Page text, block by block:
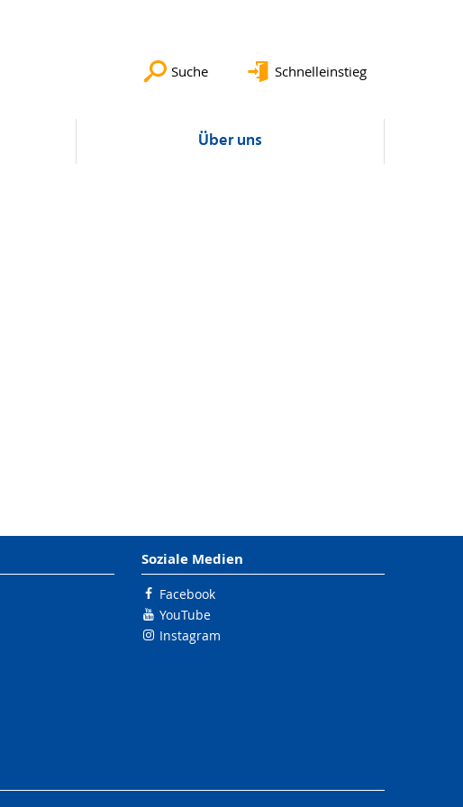
Suche Schnelleinstieg
Über uns
Soziale Medien
Facebook
YouTube
Instagram